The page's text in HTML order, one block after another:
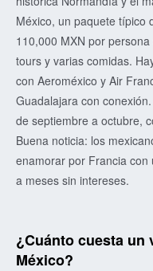
México, un paquete típico
110,000 MXN por
tours y varias comidas.
con Aeroméxico y Air
Guadalajara con
de septiembre a octubre,
Buena noticia: los
enamorar por Francia con
a meses sin intereses.
¿Cuánto cuesta un
México?